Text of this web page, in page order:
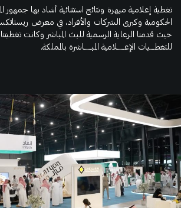
تغطية إعلامية مبهرة ونتائج استثنائية أشاد بها
الحكومية وكبرى الشركات والأفراد، في معرض
حيث قدمنا الرعاية الرسمية للبث المباشر وكانت
للتغطــــيات الإعــــــلامية المبــــــاشرة بالمملكة.